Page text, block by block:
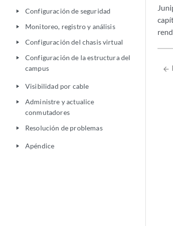
play_arrow Configuración de seguridad
play_arrow Monitoreo, registro y análisis
play_arrow Configuración del chasis virtual
play_arrow
Configuración de la estructura del
campus
play_arrow Visibilidad por cable
play_arrow
Administre y actualice
conmutadores
play_arrow Resolución de problemas
play_arrow Apéndice
arrow_backward